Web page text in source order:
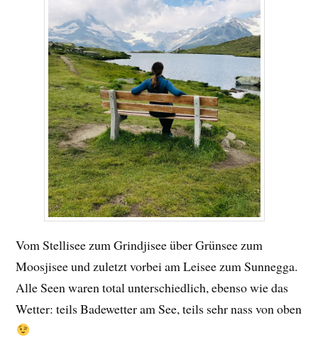
Vom Stellisee zum Grindjisee über Grünsee zum
Moosjisee und zuletzt vorbei am Leisee zum Sunnegga.
Alle Seen waren total unterschiedlich, ebenso wie das
Wetter: teils Badewetter am See, teils sehr nass von oben